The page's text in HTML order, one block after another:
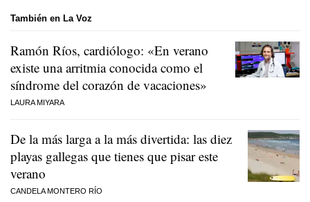
También en La Voz
Ramón Ríos, cardiólogo: «En verano
existe una arritmia conocida como el
síndrome del corazón de vacaciones»
LAURA MIYARA
De la más larga a la más divertida: las diez
playas gallegas que tienes que pisar este
verano
CANDELA MONTERO RÍO